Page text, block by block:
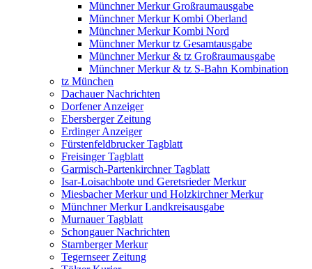
Münchner Merkur Großraumausgabe
Münchner Merkur Kombi Oberland
Münchner Merkur Kombi Nord
Münchner Merkur tz Gesamtausgabe
Münchner Merkur & tz Großraumausgabe
Münchner Merkur & tz S-Bahn Kombination
tz München
Dachauer Nachrichten
Dorfener Anzeiger
Ebersberger Zeitung
Erdinger Anzeiger
Fürstenfeldbrucker Tagblatt
Freisinger Tagblatt
Garmisch-Partenkirchner Tagblatt
Isar-Loisachbote und Geretsrieder Merkur
Miesbacher Merkur und Holzkirchner Merkur
Münchner Merkur Landkreisausgabe
Murnauer Tagblatt
Schongauer Nachrichten
Starnberger Merkur
Tegernseer Zeitung